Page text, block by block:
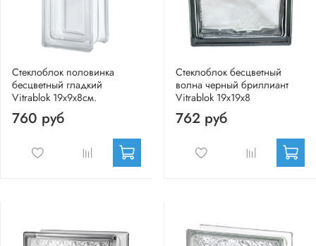
Стеклоблок половинка
бесцветный гладкий
Vitrablok 19х9х8см.
760 руб
Стеклоблок бесцветный
волна черный бриллиант
Vitrablok 19х19х8
762 руб